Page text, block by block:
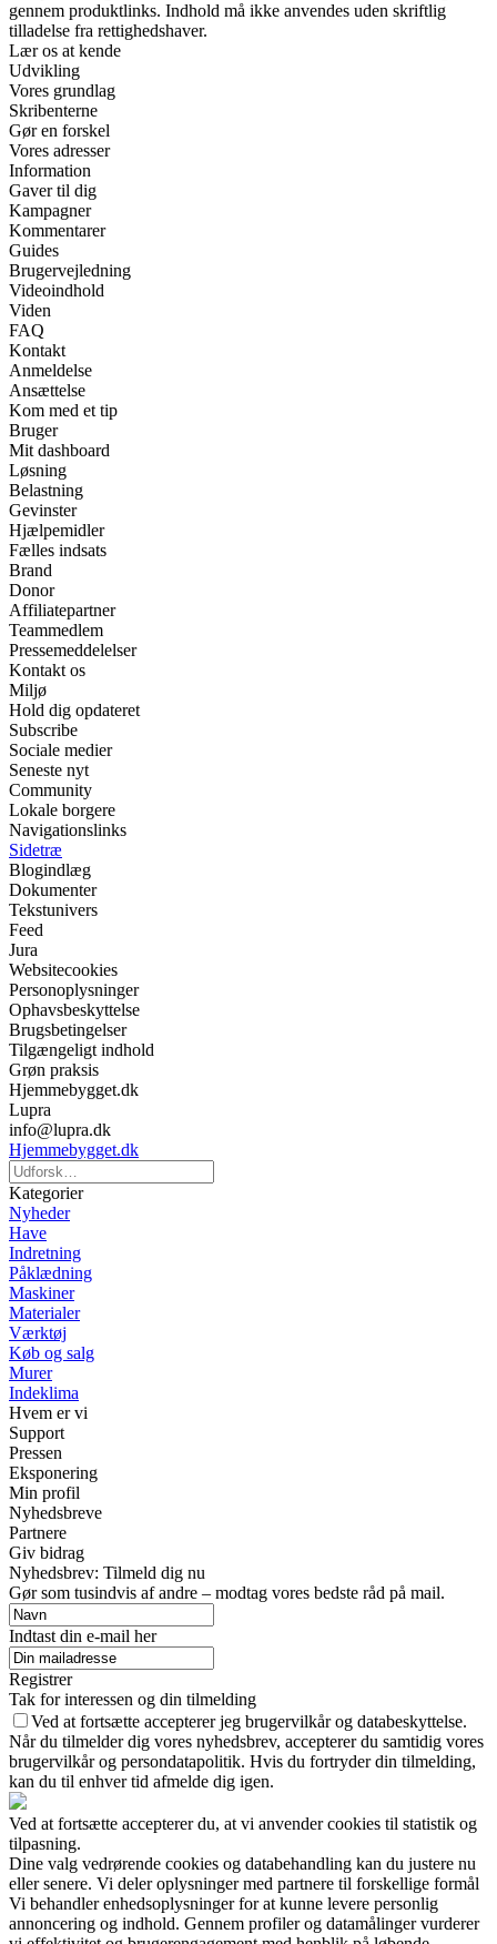
gennem produktlinks. Indhold må ikke anvendes uden skriftlig
tilladelse fra rettighedshaver.
Lær os at kende
Udvikling
Vores grundlag
Skribenterne
Gør en forskel
Vores adresser
Information
Gaver til dig
Kampagner
Kommentarer
Guides
Brugervejledning
Videoindhold
Viden
FAQ
Kontakt
Anmeldelse
Ansættelse
Kom med et tip
Bruger
Mit dashboard
Løsning
Belastning
Gevinster
Hjælpemidler
Fælles indsats
Brand
Donor
Affiliatepartner
Teammedlem
Pressemeddelelser
Kontakt os
Miljø
Hold dig opdateret
Subscribe
Sociale medier
Seneste nyt
Community
Lokale borgere
Navigationslinks
Sidetræ
Blogindlæg
Dokumenter
Tekstunivers
Feed
Jura
Websitecookies
Personoplysninger
Ophavsbeskyttelse
Brugsbetingelser
Tilgængeligt indhold
Grøn praksis
Hjemmebygget.dk
Lupra
info@lupra.dk
Hjemmebygget.dk
Kategorier
Nyheder
Have
Indretning
Påklædning
Maskiner
Materialer
Værktøj
Køb og salg
Murer
Indeklima
Hvem er vi
Support
Pressen
Eksponering
Min profil
Nyhedsbreve
Partnere
Giv bidrag
Nyhedsbrev: Tilmeld dig nu
Gør som tusindvis af andre – modtag vores bedste råd på mail.
Indtast din e-mail her
Registrer
Tak for interessen og din tilmelding
Ved at fortsætte accepterer jeg brugervilkår og databeskyttelse.
Når du tilmelder dig vores nyhedsbrev, accepterer du samtidig vores
brugervilkår og persondatapolitik. Hvis du fortryder din tilmelding,
kan du til enhver tid afmelde dig igen.
Ved at fortsætte accepterer du, at vi anvender cookies til statistik og
tilpasning.
Dine valg vedrørende cookies og databehandling kan du justere nu
eller senere. Vi deler oplysninger med partnere til forskellige formål
Vi behandler enhedsoplysninger for at kunne levere personlig
annoncering og indhold. Gennem profiler og datamålinger vurderer